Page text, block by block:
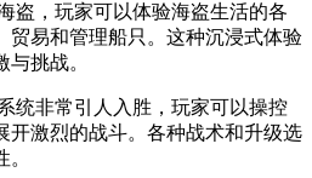
盗，玩家可以体验海盗生活的各
贸易和管理船只。这种沉浸式体验
挑战。
统非常引人入胜，玩家可以操控
开激烈的战斗。各种战术和升级选